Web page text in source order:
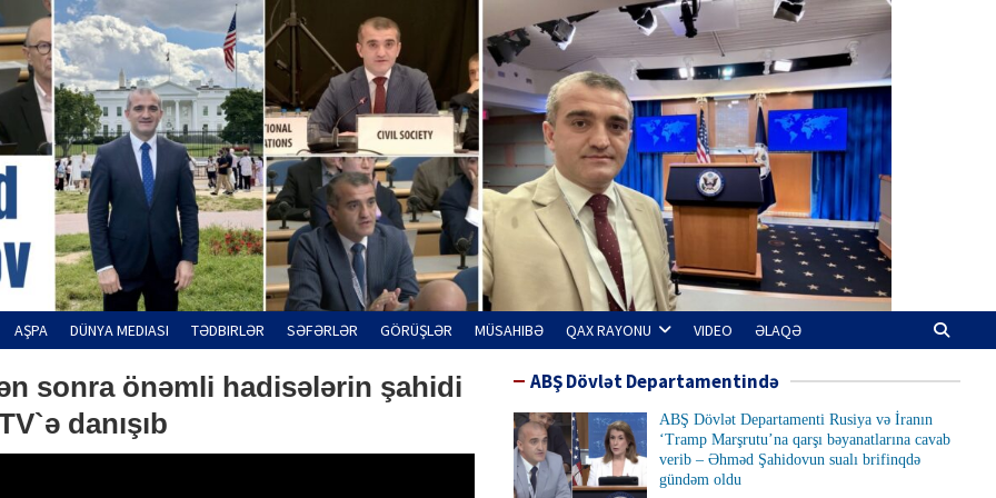
AŞPA DÜNYA MEDIASI TƏDBIRLƏR SƏFƏRLƏR GÖRÜŞLƏR MÜSAHIBƏ QAX RAYONU VIDEO ƏLAQƏ
sonra önəmli hadisələrin şahidi
danışıb
ABŞ Dövlət Departamentində
ABŞ Dövlət Departamenti Rusiya və İranın
‘Tramp Marşrutu’na qarşı bəyanatlarına cavab
verib – Əhməd Şahidovun sualı brifinqdə
gündəm oldu